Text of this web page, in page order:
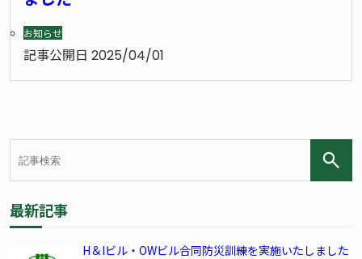
お知らせ
記事公開日 2025/04/01
最新記事
H＆Iビル・OWビル合同防災訓練を実施いたしました